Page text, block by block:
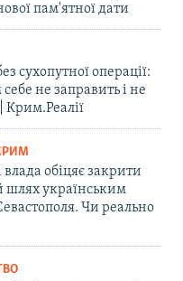
пам'ятної дати
сухопутної операції:
не заправить і не
Крим.Реалії
влада обіцяє закрити
шлях українським
Чи реально